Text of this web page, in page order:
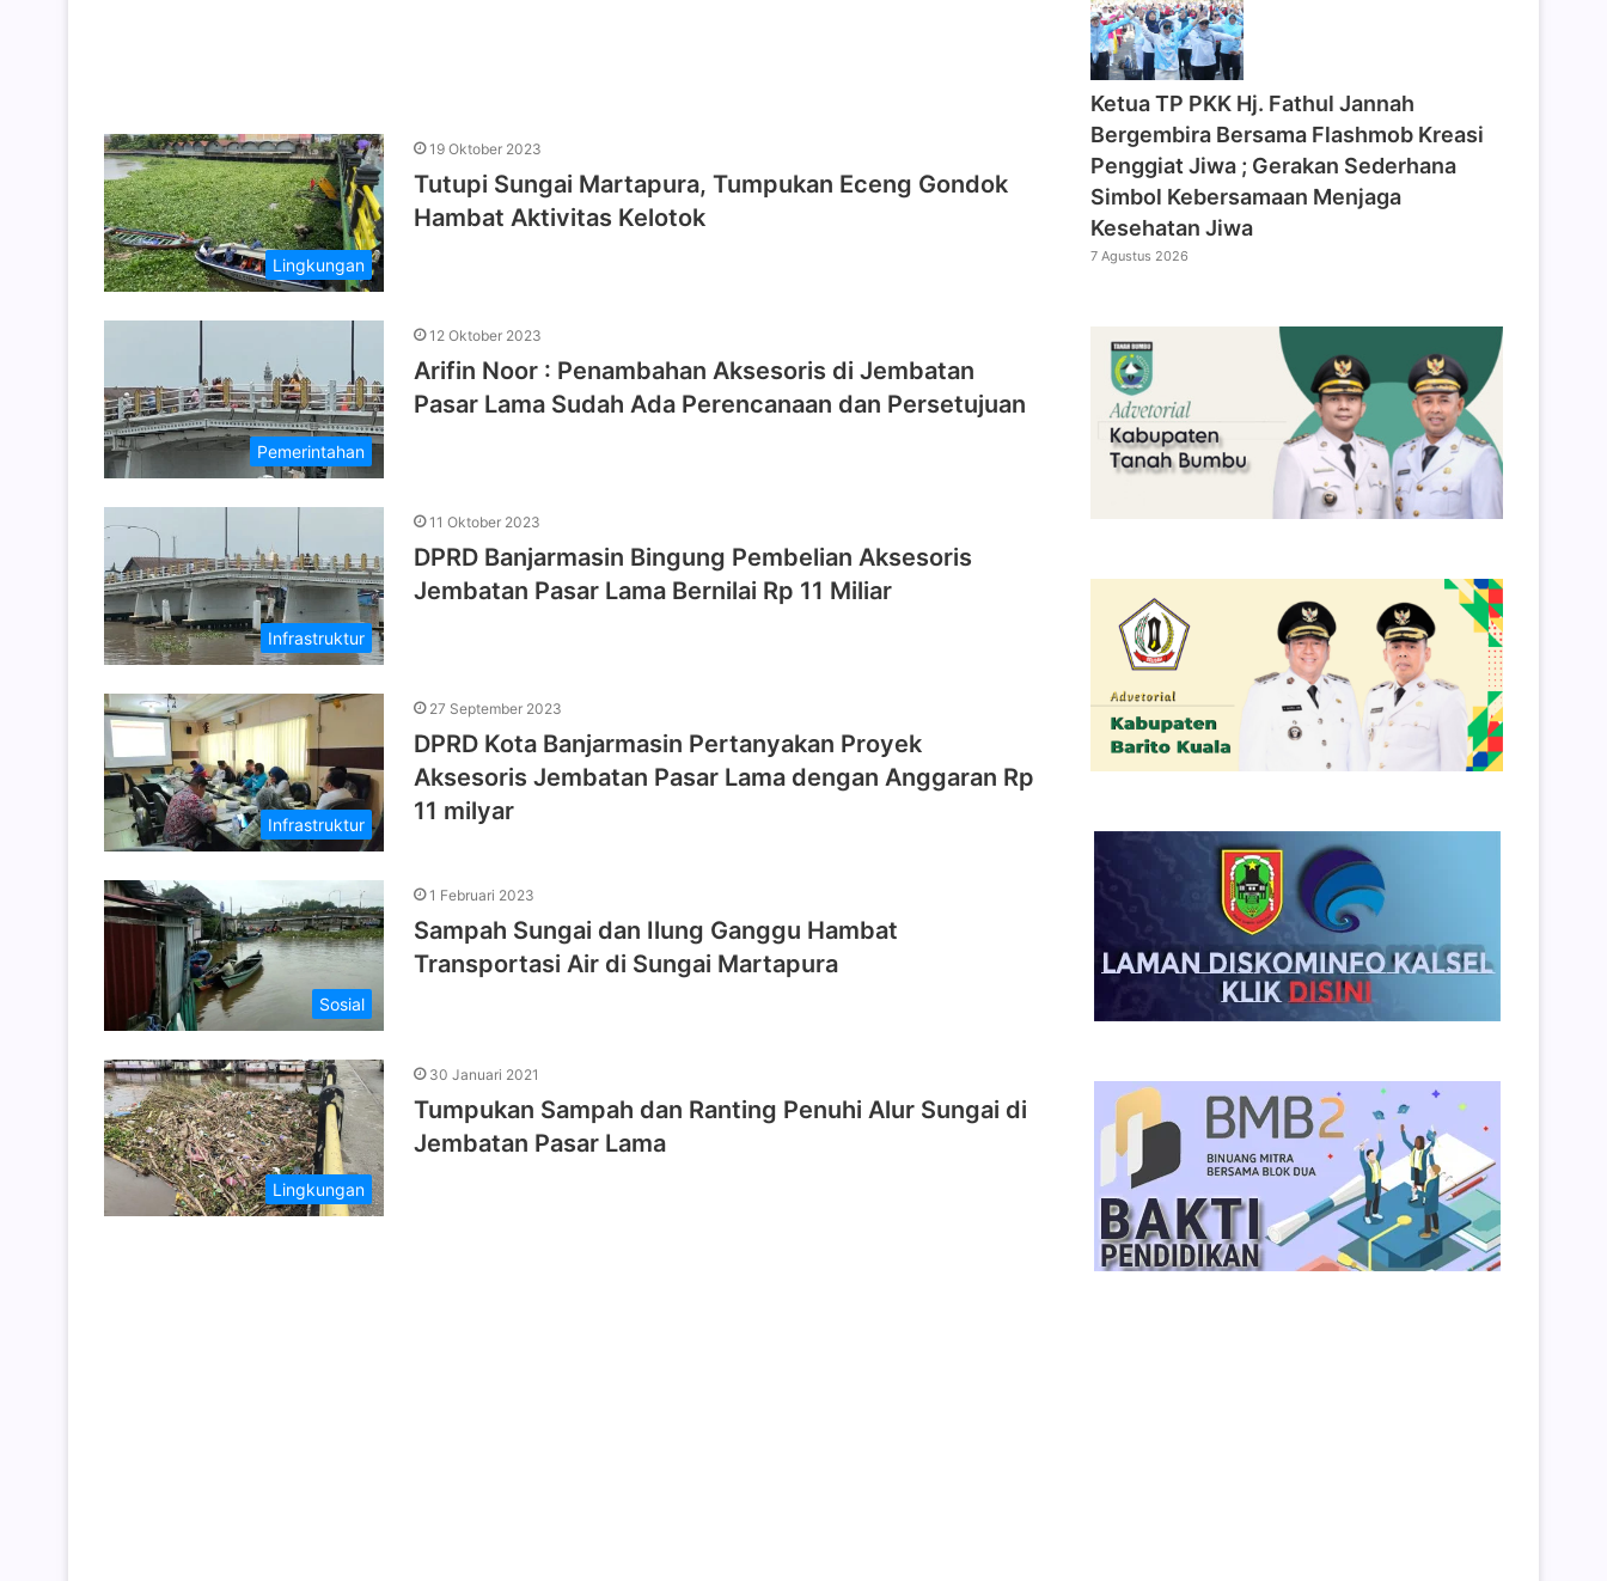
Lingkungan
19 Oktober 2023
Tutupi Sungai Martapura, Tumpukan Eceng Gondok
Hambat Aktivitas Kelotok
Pemerintahan
12 Oktober 2023
Arifin Noor : Penambahan Aksesoris di Jembatan
Pasar Lama Sudah Ada Perencanaan dan Persetujuan
Infrastruktur
11 Oktober 2023
DPRD Banjarmasin Bingung Pembelian Aksesoris
Jembatan Pasar Lama Bernilai Rp 11 Miliar
Infrastruktur
27 September 2023
DPRD Kota Banjarmasin Pertanyakan Proyek
Aksesoris Jembatan Pasar Lama dengan Anggaran Rp
11 milyar
Sosial
1 Februari 2023
Sampah Sungai dan Ilung Ganggu Hambat
Transportasi Air di Sungai Martapura
Lingkungan
30 Januari 2021
Tumpukan Sampah dan Ranting Penuhi Alur Sungai di
Jembatan Pasar Lama
‎Ketua TP PKK Hj. Fathul Jannah
Bergembira Bersama Flashmob Kreasi
Penggiat Jiwa ; Gerakan Sederhana
Simbol Kebersamaan Menjaga
Kesehatan Jiwa
7 Agustus 2026